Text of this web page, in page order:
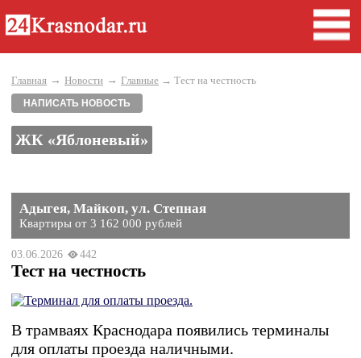
Главная → Новости → Главные → Тест на честность
НАПИСАТЬ НОВОСТЬ
ЖК «Яблоневый»
Адыгея, Майкоп, ул. Степная
Квартиры от 3 162 000 рублей
03.06.2026 442
Тест на честность
В трамваях Краснодара появились терминалы
для оплаты проезда наличными.